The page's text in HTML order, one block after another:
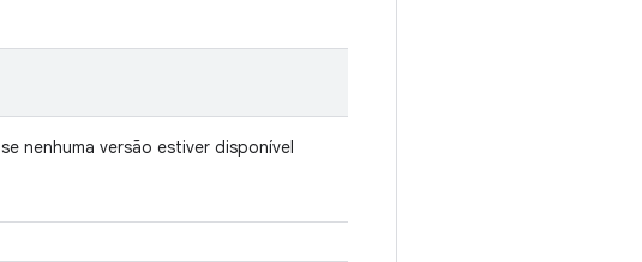
se nenhuma versão estiver disponível